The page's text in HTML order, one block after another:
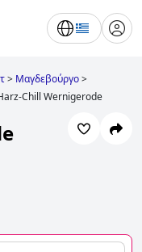
> Μαγδεβούργο>
Chill Wernigerode